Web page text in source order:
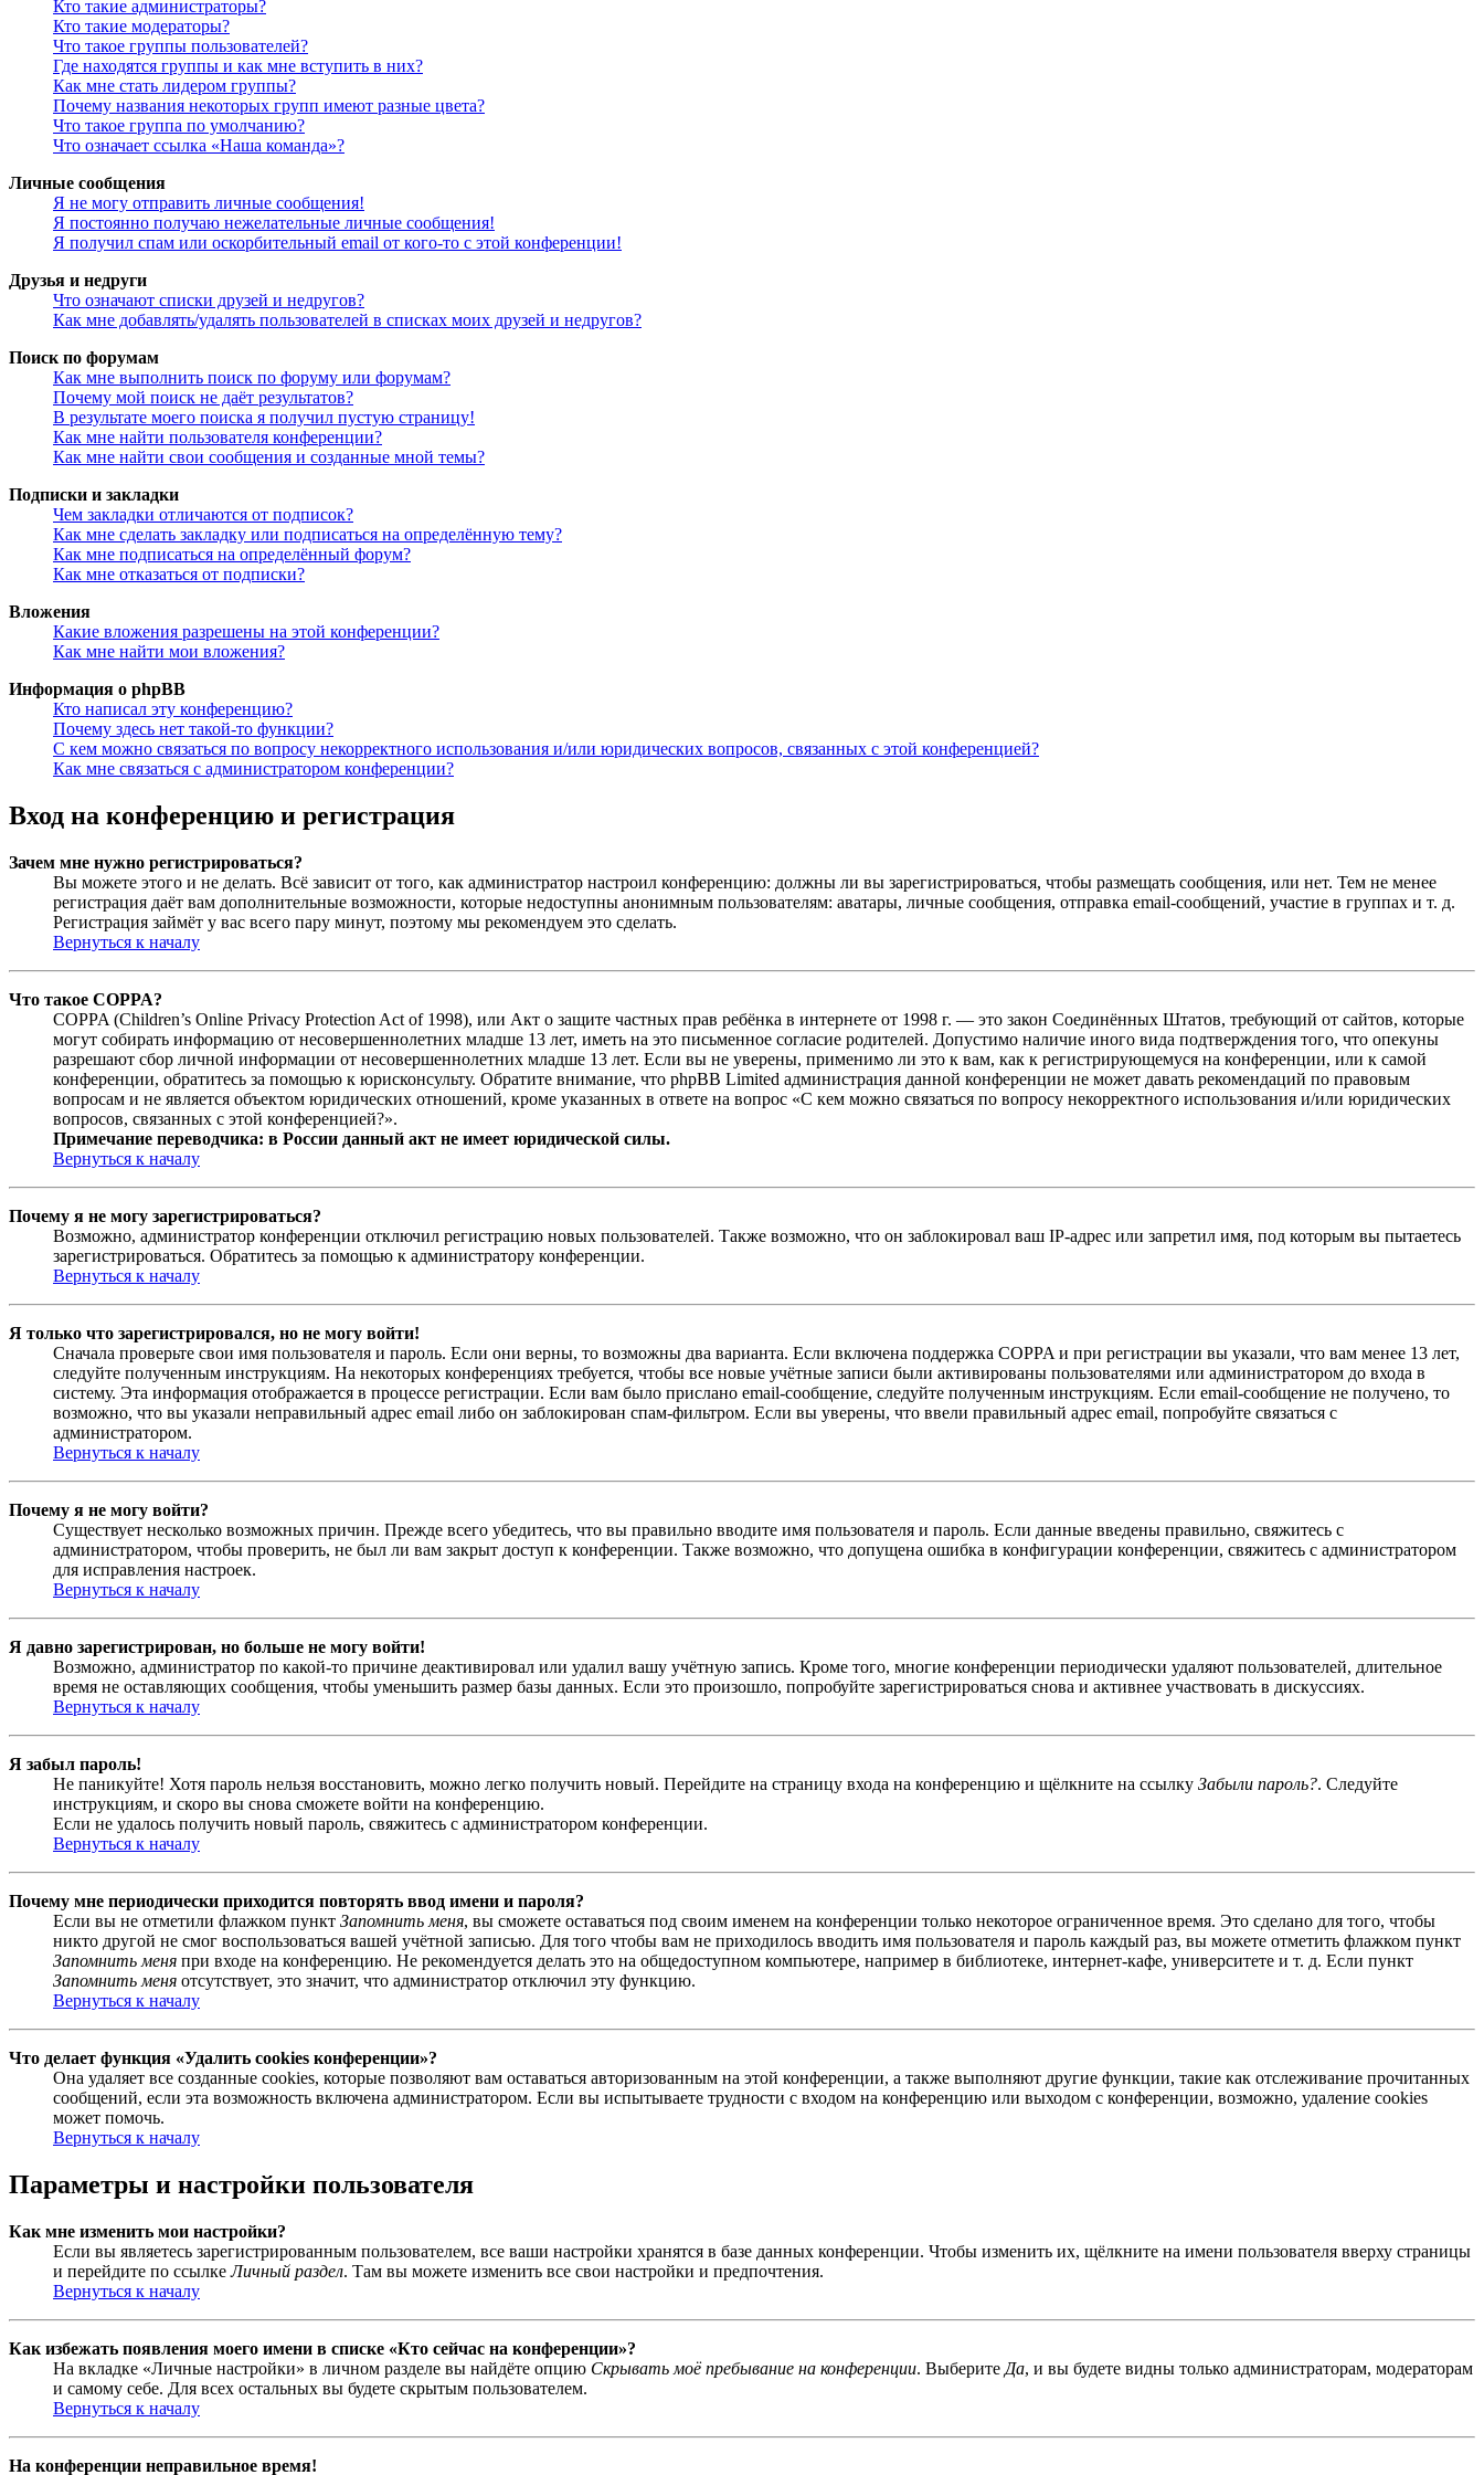
Кто такие администраторы?
Кто такие модераторы?
Что такое группы пользователей?
Где находятся группы и как мне вступить в них?
Как мне стать лидером группы?
Почему названия некоторых групп имеют разные цвета?
Что такое группа по умолчанию?
Что означает ссылка «Наша команда»?
Личные сообщения
Я не могу отправить личные сообщения!
Я постоянно получаю нежелательные личные сообщения!
Я получил спам или оскорбительный email от кого-то с этой конференции!
Друзья и недруги
Что означают списки друзей и недругов?
Как мне добавлять/удалять пользователей в списках моих друзей и недругов?
Поиск по форумам
Как мне выполнить поиск по форуму или форумам?
Почему мой поиск не даёт результатов?
В результате моего поиска я получил пустую страницу!
Как мне найти пользователя конференции?
Как мне найти свои сообщения и созданные мной темы?
Подписки и закладки
Чем закладки отличаются от подписок?
Как мне сделать закладку или подписаться на определённую тему?
Как мне подписаться на определённый форум?
Как мне отказаться от подписки?
Вложения
Какие вложения разрешены на этой конференции?
Как мне найти мои вложения?
Информация о phpBB
Кто написал эту конференцию?
Почему здесь нет такой-то функции?
С кем можно связаться по вопросу некорректного использования и/или юридических вопросов, связанных с этой конференцией?
Как мне связаться с администратором конференции?
Вход на конференцию и регистрация
Зачем мне нужно регистрироваться?
Вы можете этого и не делать. Всё зависит от того, как администратор настроил конференцию: должны ли вы зарегистрироваться, чтобы размещать сообщения, или нет. Тем не менее
регистрация даёт вам дополнительные возможности, которые недоступны анонимным пользователям: аватары, личные сообщения, отправка email-сообщений, участие в группах и т. д.
Регистрация займёт у вас всего пару минут, поэтому мы рекомендуем это сделать.
Вернуться к началу
Что такое COPPA?
COPPA (Children’s Online Privacy Protection Act of 1998), или Акт о защите частных прав ребёнка в интернете от 1998 г. — это закон Соединённых Штатов, требующий от сайтов, которые
могут собирать информацию от несовершеннолетних младше 13 лет, иметь на это письменное согласие родителей. Допустимо наличие иного вида подтверждения того, что опекуны
разрешают сбор личной информации от несовершеннолетних младше 13 лет. Если вы не уверены, применимо ли это к вам, как к регистрирующемуся на конференции, или к самой
конференции, обратитесь за помощью к юрисконсульту. Обратите внимание, что phpBB Limited администрация данной конференции не может давать рекомендаций по правовым
вопросам и не является объектом юридических отношений, кроме указанных в ответе на вопрос «С кем можно связаться по вопросу некорректного использования и/или юридических
вопросов, связанных с этой конференцией?».
Примечание переводчика: в России данный акт не имеет юридической силы.
Вернуться к началу
Почему я не могу зарегистрироваться?
Возможно, администратор конференции отключил регистрацию новых пользователей. Также возможно, что он заблокировал ваш IP-адрес или запретил имя, под которым вы пытаетесь
зарегистрироваться. Обратитесь за помощью к администратору конференции.
Вернуться к началу
Я только что зарегистрировался, но не могу войти!
Сначала проверьте свои имя пользователя и пароль. Если они верны, то возможны два варианта. Если включена поддержка COPPA и при регистрации вы указали, что вам менее 13 лет,
следуйте полученным инструкциям. На некоторых конференциях требуется, чтобы все новые учётные записи были активированы пользователями или администратором до входа в
систему. Эта информация отображается в процессе регистрации. Если вам было прислано email-сообщение, следуйте полученным инструкциям. Если email-сообщение не получено, то
возможно, что вы указали неправильный адрес email либо он заблокирован спам-фильтром. Если вы уверены, что ввели правильный адрес email, попробуйте связаться с
администратором.
Вернуться к началу
Почему я не могу войти?
Существует несколько возможных причин. Прежде всего убедитесь, что вы правильно вводите имя пользователя и пароль. Если данные введены правильно, свяжитесь с
администратором, чтобы проверить, не был ли вам закрыт доступ к конференции. Также возможно, что допущена ошибка в конфигурации конференции, свяжитесь с администратором
для исправления настроек.
Вернуться к началу
Я давно зарегистрирован, но больше не могу войти!
Возможно, администратор по какой-то причине деактивировал или удалил вашу учётную запись. Кроме того, многие конференции периодически удаляют пользователей, длительное
время не оставляющих сообщения, чтобы уменьшить размер базы данных. Если это произошло, попробуйте зарегистрироваться снова и активнее участвовать в дискуссиях.
Вернуться к началу
Я забыл пароль!
Не паникуйте! Хотя пароль нельзя восстановить, можно легко получить новый. Перейдите на страницу входа на конференцию и щёлкните на ссылку Забыли пароль?. Следуйте
инструкциям, и скоро вы снова сможете войти на конференцию.
Если не удалось получить новый пароль, свяжитесь с администратором конференции.
Вернуться к началу
Почему мне периодически приходится повторять ввод имени и пароля?
Если вы не отметили флажком пункт Запомнить меня, вы сможете оставаться под своим именем на конференции только некоторое ограниченное время. Это сделано для того, чтобы
никто другой не смог воспользоваться вашей учётной записью. Для того чтобы вам не приходилось вводить имя пользователя и пароль каждый раз, вы можете отметить флажком пункт
Запомнить меня при входе на конференцию. Не рекомендуется делать это на общедоступном компьютере, например в библиотеке, интернет-кафе, университете и т. д. Если пункт
Запомнить меня отсутствует, это значит, что администратор отключил эту функцию.
Вернуться к началу
Что делает функция «Удалить cookies конференции»?
Она удаляет все созданные cookies, которые позволяют вам оставаться авторизованным на этой конференции, а также выполняют другие функции, такие как отслеживание прочитанных
сообщений, если эта возможность включена администратором. Если вы испытываете трудности с входом на конференцию или выходом с конференции, возможно, удаление cookies
может помочь.
Вернуться к началу
Параметры и настройки пользователя
Как мне изменить мои настройки?
Если вы являетесь зарегистрированным пользователем, все ваши настройки хранятся в базе данных конференции. Чтобы изменить их, щёлкните на имени пользователя вверху страницы
и перейдите по ссылкеЛичный раздел. Там вы можете изменить все свои настройки и предпочтения.
Вернуться к началу
Как избежать появления моего имени в списке «Кто сейчас на конференции»?
На вкладке «Личные настройки» в личном разделе вы найдёте опцию Скрывать моё пребывание на конференции. Выберите Да, и вы будете видны только администраторам, модераторам
и самому себе. Для всех остальных вы будете скрытым пользователем.
Вернуться к началу
На конференции неправильное время!